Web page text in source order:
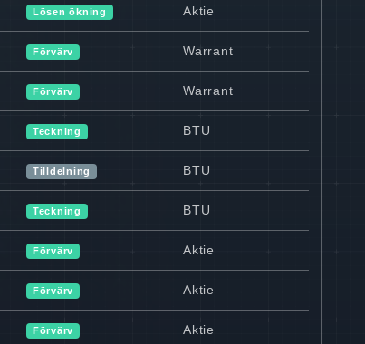
Lösen ökning Aktie
Förvärv Warrant
Förvärv Warrant
Teckning BTU
Tilldelning BTU
Teckning BTU
Förvärv Aktie
Förvärv Aktie
Förvärv Aktie